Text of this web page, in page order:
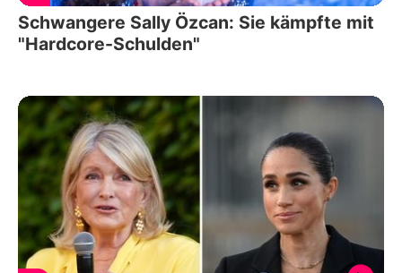
Schwangere Sally Özcan: Sie kämpfte mit
"Hardcore-Schulden"